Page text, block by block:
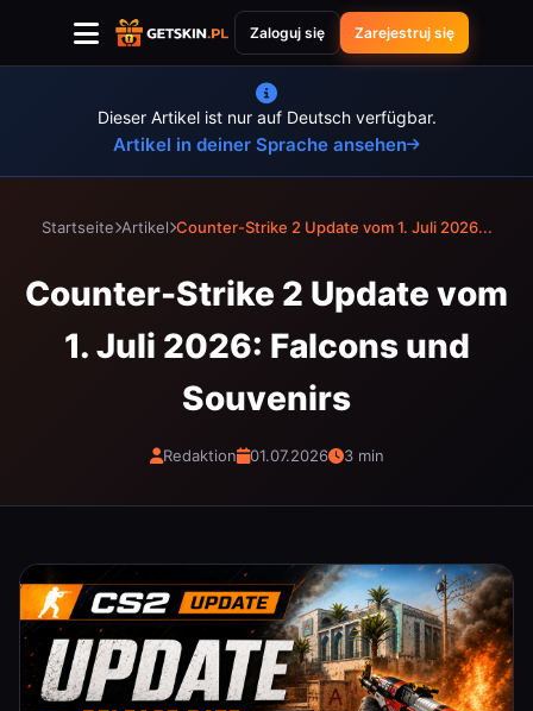
Zaloguj się Zarejestruj się
Dieser Artikel ist nur auf Deutsch verfügbar.
Artikel in deiner Sprache ansehen
Startseite Artikel Counter-Strike 2 Update vom 1. Juli 2026...
Counter-Strike 2 Update vom
1. Juli 2026: Falcons und
Souvenirs
Redaktion 01.07.2026 3 min